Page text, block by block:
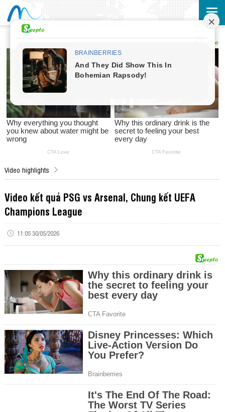
Video highlights
Video kết quả PSG vs Arsenal, Chung kết UEFA
Champions League
11:05 30/05/2026